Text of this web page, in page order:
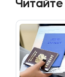
Подобрать